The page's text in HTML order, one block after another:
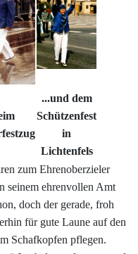
...und dem
Schützenfest
in
Lichtenfels
zum Ehrenoberzieler
seinem ehrenvollen Amt
doch der gerade, froh
für gute Laune auf den
Schafkopfen pflegen.